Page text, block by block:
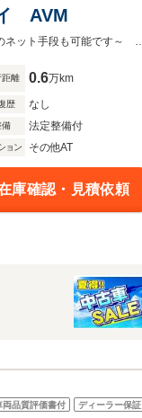
AVM
距離 0.6万km
歴 なし
備 法定整備付
ョン その他AT
庫確認・見積依頼
両品質評価書付 ディーラー保証